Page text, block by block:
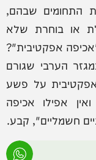
התחומים שבהם,
או בוחרת שלא
אפקטיבית"?
הערבי שגורם
אפקטיבית על פשע
אפילו אכיפה
חשמליים", קבע.